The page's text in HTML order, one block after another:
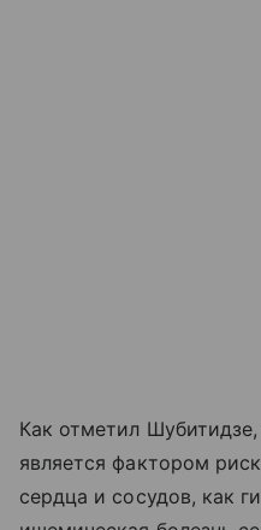
Как отметил
является фактором
сердца и сосудов, как